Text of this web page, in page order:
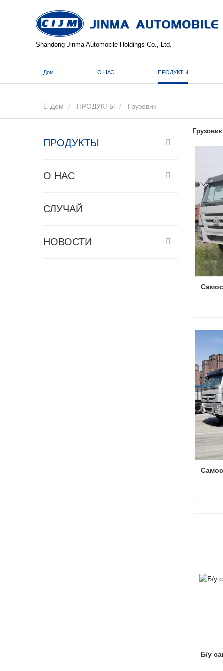
Shandong Jinma Automobile Holdings Co., Ltd.
Дом О НАС ПРОДУКТЫ
Дом ПРОДУКТЫ Грузовик
ПРОДУКТЫ
О НАС
СЛУЧАЙ
НОВОСТИ
Грузовик
Б/у